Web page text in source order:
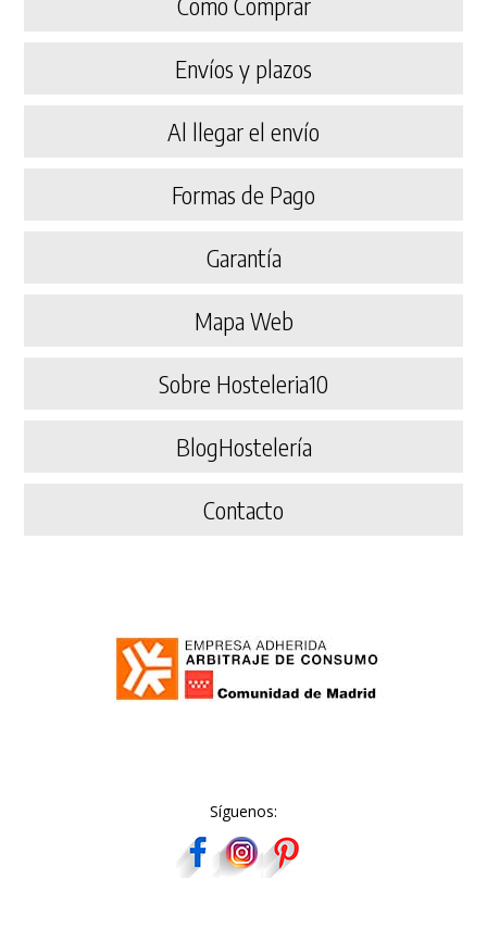
Envíos y plazos
Al llegar el envío
Formas de Pago
Garantía
Mapa Web
Sobre Hosteleria10
BlogHostelería
Contacto
Síguenos: